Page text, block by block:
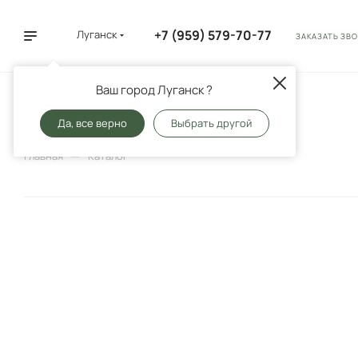
Луганск
Ваш город Луганск ?
Да, все верно Выбрать другой
+7 (959) 579-70-77 ЗАКАЗАТЬ
Основания
Главная — Каталог